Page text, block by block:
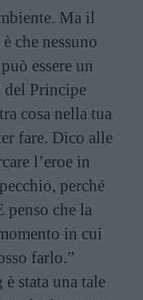
Ma il
che nessuno
essere un
del Principe
cosa nella tua
fare. Dico alle
l’eroe in
perché
penso che la
in cui
farlo.”
stata una tale